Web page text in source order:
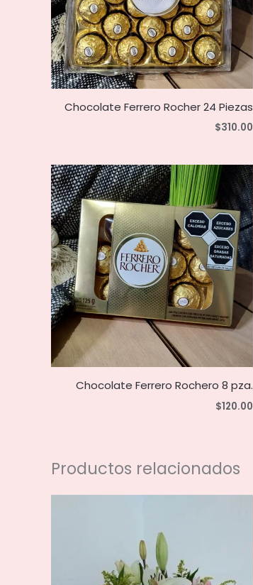
Chocolate Ferrero Rocher 24 Piezas
$310.00
Chocolate Ferrero Rochero 8 pza.
$120.00
Productos relacionados